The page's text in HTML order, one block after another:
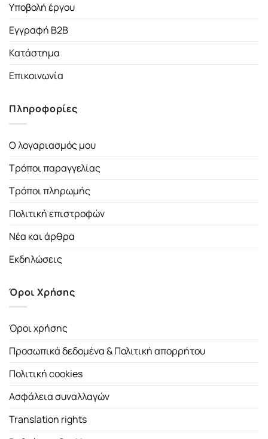
Υποβολή έργου
Εγγραφή B2B
Κατάστημα
Επικοινωνία
Πληροφορίες
Ο λογαριασμός μου
Τρόποι παραγγελίας
Τρόποι πληρωμής
Πολιτική επιστροφών
Νέα και άρθρα
Εκδηλώσεις
Όροι Χρήσης
Όροι χρήσης
Προσωπικά δεδομένα & Πολιτική απορρήτου
Πολιτική cookies
Ασφάλεια συναλλαγών
Translation rights